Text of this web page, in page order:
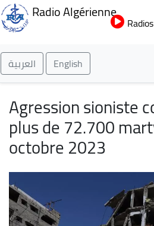
au
Radio Algérienne
Radios
العربية English
Agression sioniste
plus de 72.700
octobre 2023